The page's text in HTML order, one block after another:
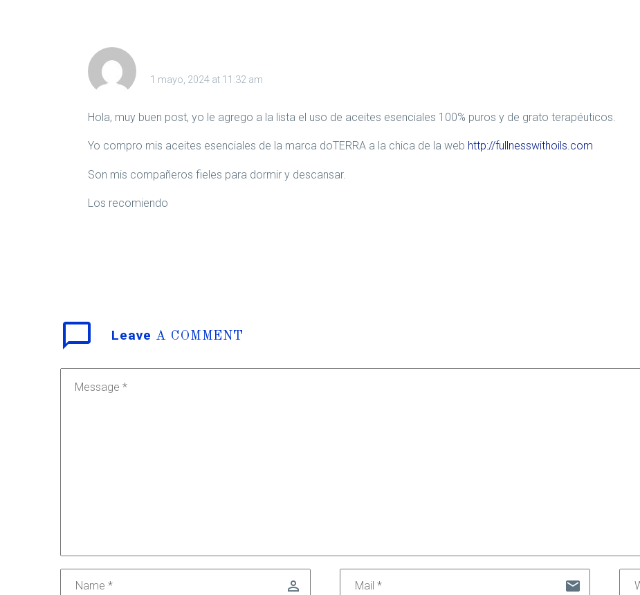
1 mayo, 2024 at 11:32 am
Hola, muy buen post, yo le agrego a la lista el uso de aceites esenciales 100% puros y de grato terapéuticos.
Yo compro mis aceites esenciales de la marca doTERRA a la chica de la web http://fullnesswithoils.com
Son mis compañeros fieles para dormir y descansar.
Los recomiendo
Leave A COMMENT